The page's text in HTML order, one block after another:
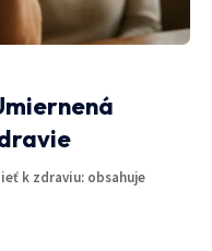
k zdraviu: obsahuje